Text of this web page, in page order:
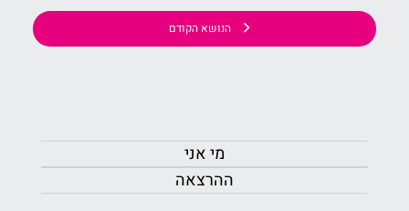
הנושא הקודם
מי אני
ההרצאה